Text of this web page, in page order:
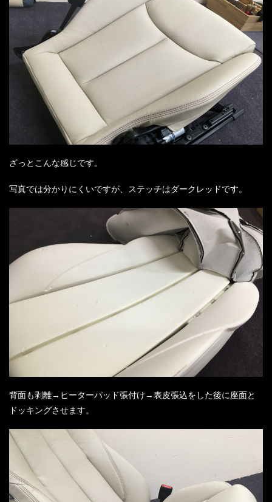
ざっとこんな感じです。
写真では分かりにくいですが、ステッチはダークレッドです。
背面も剥離→ヒーターパッド張付け→表皮張込をした後に座面と
ドッキングさせます。